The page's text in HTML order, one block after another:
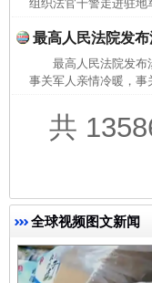
组织法官干警走进驻地
最高人民法院发
最高人民法院发
事关军人亲情冷暖，
共
全球视频图文新闻